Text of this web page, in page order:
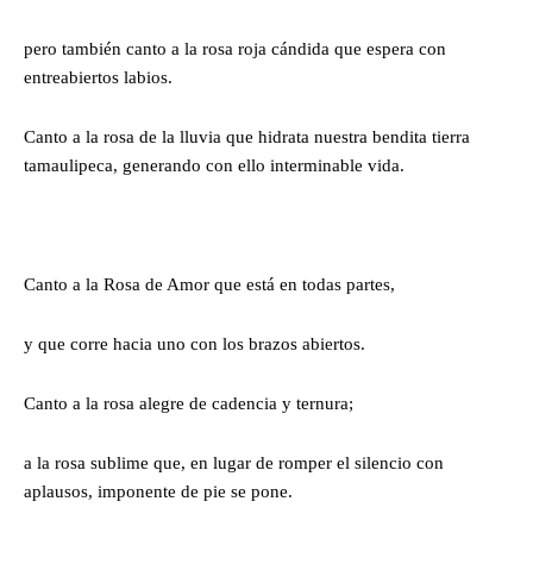
pero también canto a la rosa roja cándida que espera con
entreabiertos labios.
Canto a la rosa de la lluvia que hidrata nuestra bendita tierra
tamaulipeca, generando con ello interminable vida.
Canto a la Rosa de Amor que está en todas partes,
y que corre hacia uno con los brazos abiertos.
Canto a la rosa alegre de cadencia y ternura;
a la rosa sublime que, en lugar de romper el silencio con
aplausos, imponente de pie se pone.